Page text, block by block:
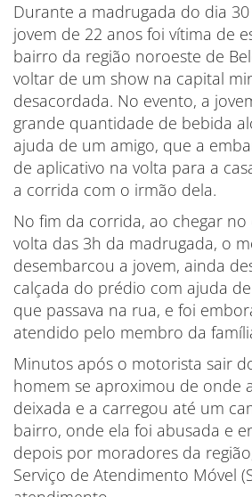
Durante a madrugada do dia
jovem de 22 anos foi vítima de
bairro da região noroeste de
voltar de um show na capital
desacordada. No evento, a
grande quantidade de bebida
ajuda de um amigo, que a
de aplicativo na volta para a
a corrida com o irmão dela.
No fim da corrida, ao chegar
volta das 3h da madrugada, o
desembarcou a jovem, ainda
calçada do prédio com ajuda
que passava na rua, e foi
atendido pelo membro da
Minutos após o motorista sair
homem se aproximou de onde
deixada e a carregou até um
bairro, onde ela foi abusada e
depois por moradores da
Serviço de Atendimento Móvel